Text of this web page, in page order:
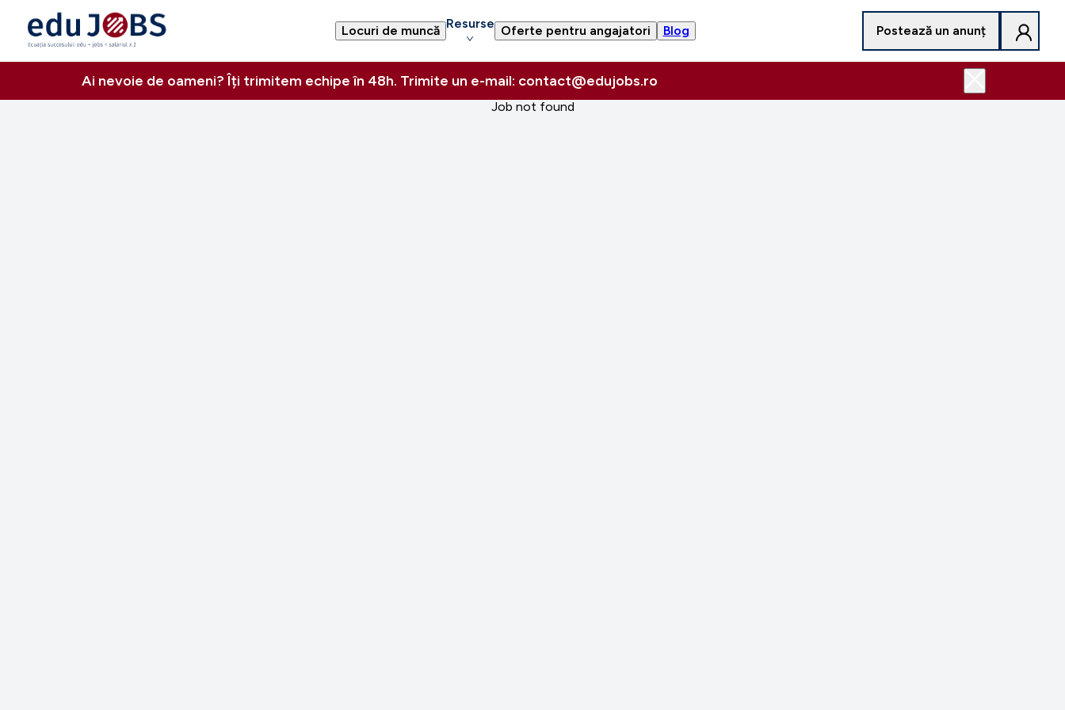
Locuri de muncă Resurse Oferte pentru angajatori Blog Postează un anunț
Ai nevoie de oameni? Îți trimitem echipe în 48h. Trimite un e-mail: contact@edujobs.ro
Job not found